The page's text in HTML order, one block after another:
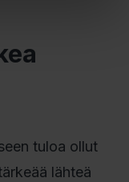
tuloa ollut
lähteä